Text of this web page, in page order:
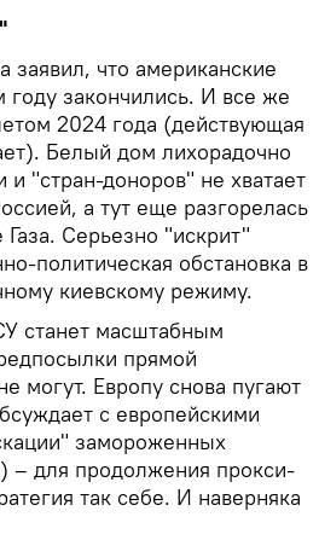
что американские
закончились. И все же
2024 года (действующая
Белый дом лихорадочно
"стран-доноров" не хватает
а тут еще разгорелась
Серьезно "искрит"
политическая обстановка в
киевскому режиму.
станет масштабным
прямой
могут. Европу снова пугают
с европейскими
замороженных
– для продолжения прокси-
так себе. И наверняка